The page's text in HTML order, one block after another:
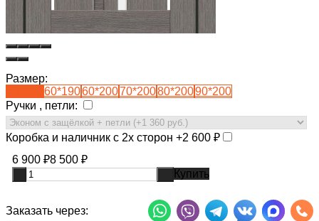
Размер:
60*19060*20070*20080*20090*200
Ручки , петли:
Коробка и наличник с 2х сторон +2 600 ₽
6 900 ₽8 500 ₽
Купить
Заказать через: